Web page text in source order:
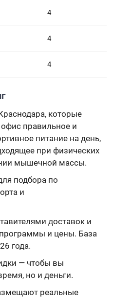
4
4
4
которые
правильное и
питание на день,
при физических
мышечной массы.
подбора по
и
доставок и
и цены. База
года.
— чтобы вы
но и деньги.
реальные